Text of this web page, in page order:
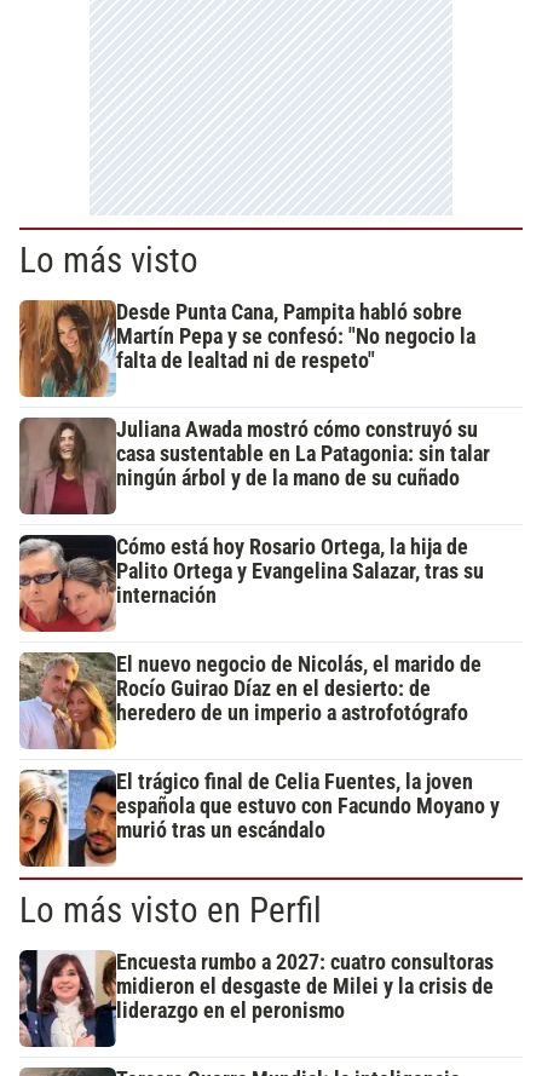
Lo más visto
Desde Punta Cana, Pampita habló sobre
Martín Pepa y se confesó: "No negocio la
falta de lealtad ni de respeto"
Juliana Awada mostró cómo construyó su
casa sustentable en La Patagonia: sin talar
ningún árbol y de la mano de su cuñado
Cómo está hoy Rosario Ortega, la hija de
Palito Ortega y Evangelina Salazar, tras su
internación
El nuevo negocio de Nicolás, el marido de
Rocío Guirao Díaz en el desierto: de
heredero de un imperio a astrofotógrafo
El trágico final de Celia Fuentes, la joven
española que estuvo con Facundo Moyano y
murió tras un escándalo
Lo más visto en Perfil
Encuesta rumbo a 2027: cuatro consultoras
midieron el desgaste de Milei y la crisis de
liderazgo en el peronismo